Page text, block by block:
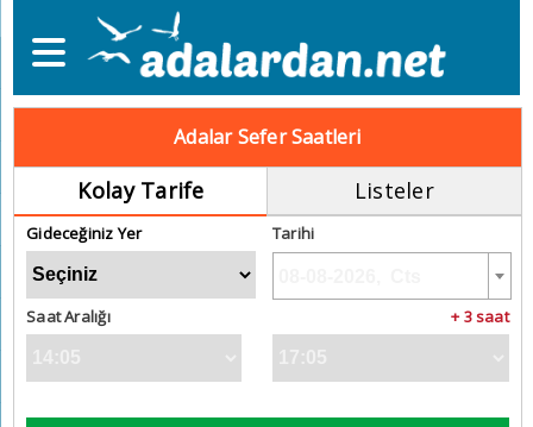
Adalar Sefer Saatleri
Kolay Tarife Listeler
Gideceğiniz Yer Tarihi
Saat Aralığı + 3 saat